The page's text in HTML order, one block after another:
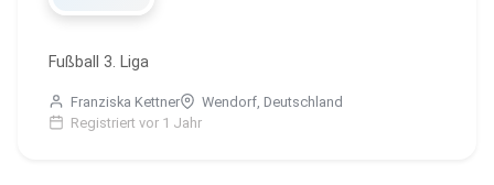
Fußball 3. Liga
Franziska Kettner
Wendorf, Deutschland
Registriert vor 1 Jahr